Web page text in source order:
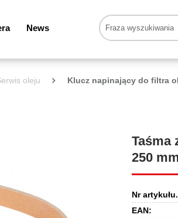
News
oleju Klucz napinający do filtra
Taśma
250
Nr
EAN: